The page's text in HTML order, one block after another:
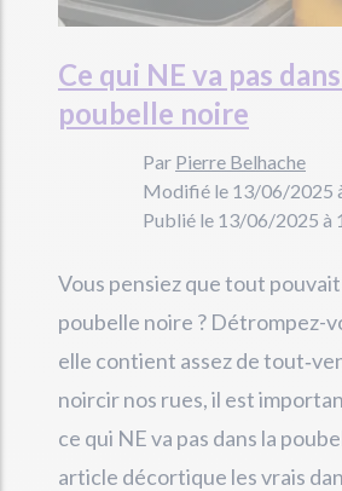
Ce qui NE va pas
poubelle noire
Par Pierre Belhache
Modifié le 13/06/2025
Publié le 13/06/2025 à
Vous pensiez que tout
poubelle noire ? Détrompez-
elle contient assez de
noircir nos rues, il est
ce qui NE va pas dans la
article décortique les vrais